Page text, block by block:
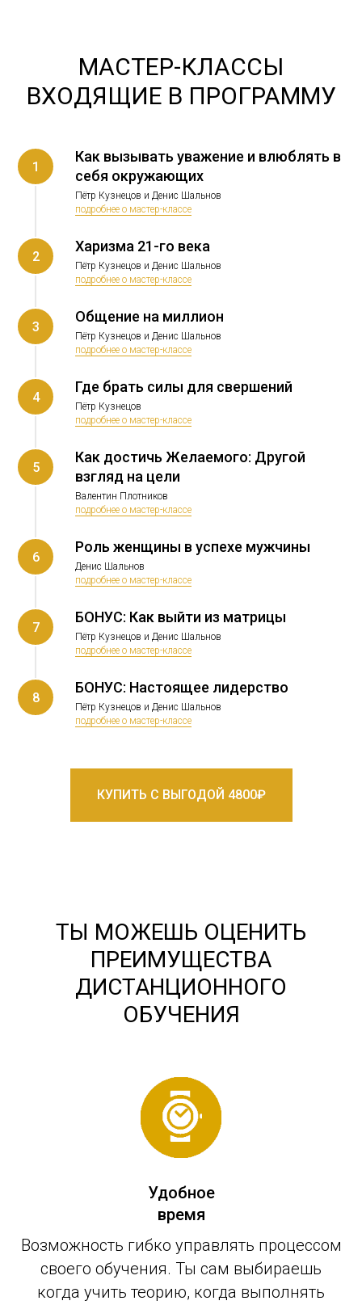
МАСТЕР-КЛАССЫ
ВХОДЯЩИЕ В ПРОГРАММУ
1
Как вызывать уважение и влюблять в
себя окружающих
Пётр Кузнецов и Денис Шальнов
подробнее о мастер-классе
2
Харизма 21-го века
Пётр Кузнецов и Денис Шальнов
подробнее о мастер-классе
3
Общение на миллион
Пётр Кузнецов и Денис Шальнов
подробнее о мастер-классе
4
Где брать силы для свершений
Пётр Кузнецов
подробнее о мастер-классе
5
Как достичь Желаемого: Другой
взгляд на цели
Валентин Плотников
подробнее о мастер-классе
6
Роль женщины в успехе мужчины
Денис Шальнов
подробнее о мастер-классе
7
БОНУС: Как выйти из матрицы
Пётр Кузнецов и Денис Шальнов
подробнее о мастер-классе
8
БОНУС: Настоящее лидерство
Пётр Кузнецов и Денис Шальнов
подробнее о мастер-классе
КУПИТЬ С ВЫГОДОЙ 4800₽
ТЫ МОЖЕШЬ ОЦЕНИТЬ
ПРЕИМУЩЕСТВА
ДИСТАНЦИОННОГО
ОБУЧЕНИЯ
Удобное
время
Возможность гибко управлять процессом
своего обучения. Ты сам выбираешь
когда учить теорию, когда выполнять